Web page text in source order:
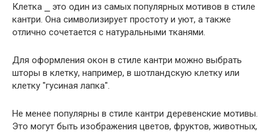
Клетка ⎯ это один из самых популярных мотивов в стиле
кантри. Она символизирует простоту и уют, а также
отлично сочетается с натуральными тканями.
Для оформления окон в стиле кантри можно выбрать
шторы в клетку, например, в шотландскую клетку или
клетку "гусиная лапка".
Не менее популярны в стиле кантри деревенские мотивы.
Это могут быть изображения цветов, фруктов, животных,